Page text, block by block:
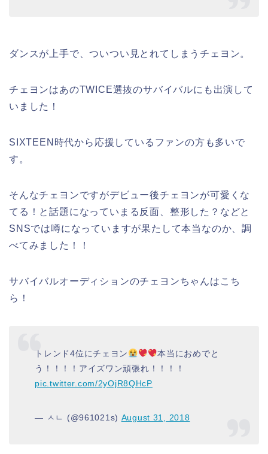
ダンスが上手で、ついつい見とれてしまうチェヨン。
チェヨンはあのTWICE選抜のサバイバルにも出演して
いました！
SIXTEEN時代から応援しているファンの方も多いで
す。
そんなチェヨンですがデビュー後チェヨンが可愛くな
てる！と話題になっていまる反面、整形した？などと
SNSでは噂になっていますが果たして本当なのか、調
べてみました！！
サバイバルオーディションのチェヨンちゃんはこち
ら！
トレンド4位にチェヨン
本当におめでと
う！！！！アイズワン頑張れ！！！！
pic.twitter.com/2yOjR8QHcP
— ㅅㄴ (@961021s) August 31, 2018